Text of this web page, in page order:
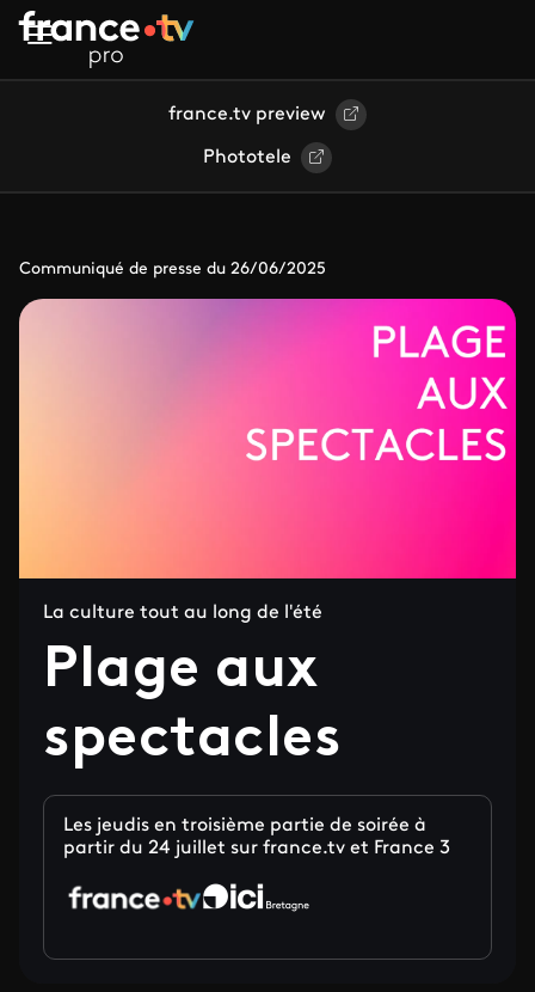
Aller au contenu principal
france.tv preview
Phototele
Communiqué de presse du 26/06/2025
La culture tout au long de l'été
Plage aux
spectacles
Les jeudis en troisième partie de soirée à
partir du 24 juillet sur france.tv et France 3